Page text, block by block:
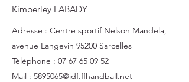
Kimberley LABADY
Adresse : Centre sportif Nelson Mandela,
avenue Langevin 95200 Sarcelles
Téléphone : 07 67 65 09 52
Mail : 5895065@idf.ffhandball.net